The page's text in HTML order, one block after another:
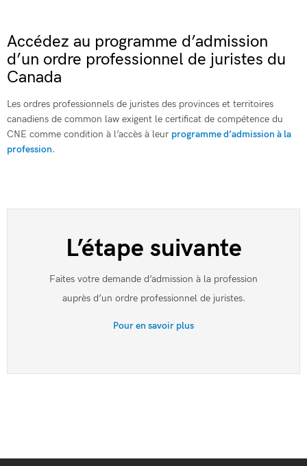
Accédez au programme d’admission
d’un ordre professionnel de juristes du
Canada
Les ordres professionnels de juristes des provinces et territoires
canadiens de common law exigent le certificat de compétence du
CNE comme condition à l’accès à leur programme d’admission à la
profession.
L’étape suivante
Faites votre demande d’admission à la profession
auprès d’un ordre professionnel de juristes.
Pour en savoir plus